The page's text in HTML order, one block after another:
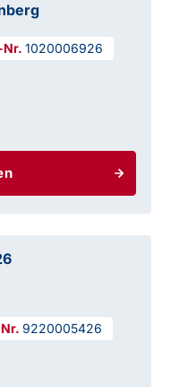
1020006926
9220005426